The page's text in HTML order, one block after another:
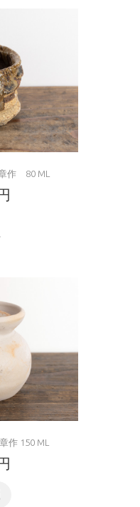
作 80 ML
150 ML